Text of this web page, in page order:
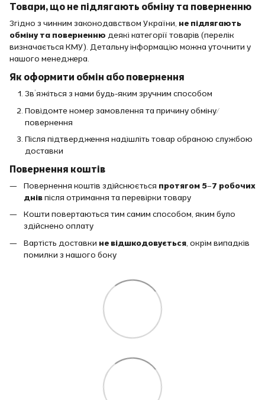
Товари, що не підлягають обміну та поверненню
Згідно з чинним законодавством України, не підлягають
обміну та поверненню деякі категорії товарів (перелік
визначається КМУ). Детальну інформацію можна уточнити у
нашого менеджера.
Як оформити обмін або повернення
Зв’яжіться з нами будь-яким зручним способом
Повідомте номер замовлення та причину обміну/
повернення
Після підтвердження надішліть товар обраною службою
доставки
Повернення коштів
Повернення коштів здійснюється протягом 5–7 робочих
днівпісля отримання та перевірки товару
Кошти повертаються тим самим способом, яким було
здійснено оплату
Вартість доставки не відшкодовується, окрім випадків
помилки з нашого боку